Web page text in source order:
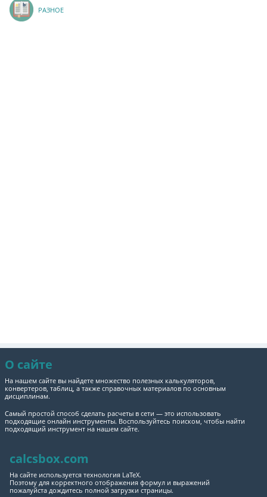
РАЗНОЕ
О сайте
На нашем сайте вы найдете множество полезных калькуляторов,
конвертеров, таблиц, а также справочных материалов по основным
дисциплинам.
Самый простой способ сделать расчеты в сети — это использовать
подходящие онлайн инструменты. Воспользуйтесь поиском, чтобы найти
подходящий инструмент на нашем сайте.
calcsbox.com
На сайте используется технология LaTeX.
Поэтому для корректного отображения формул и выражений
пожалуйста дождитесь полной загрузки страницы.